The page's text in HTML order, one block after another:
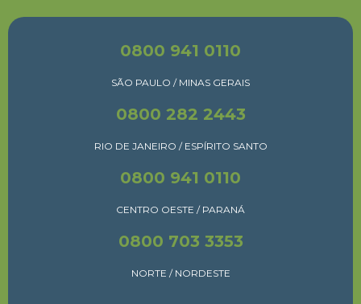
0800 941 0110
SÃO PAULO / MINAS GERAIS
0800 282 2443
RIO DE JANEIRO / ESPÍRITO SANTO
0800 941 0110
CENTRO OESTE / PARANÁ
0800 703 3353
NORTE / NORDESTE